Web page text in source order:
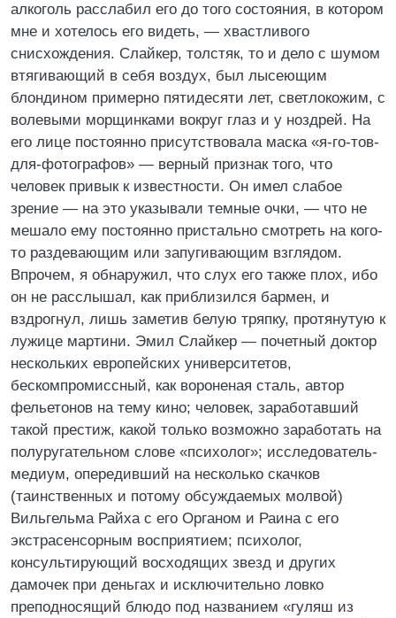
алкоголь расслабил его до того состояния, в котором
мне и хотелось его видеть, — хвастливого
снисхождения. Слайкер, толстяк, то и дело с шумом
втягивающий в себя воздух, был лысеющим
блондином примерно пятидесяти лет, светлокожим, с
волевыми морщинками вокруг глаз и у ноздрей. На
его лице постоянно присутствовала маска «я-го-тов-
для-фотографов» — верный признак того, что
человек привык к известности. Он имел слабое
зрение — на это указывали темные очки, — что не
мешало ему постоянно пристально смотреть на кого-
то раздевающим или запугивающим взглядом.
Впрочем, я обнаружил, что слух его также плох, ибо
он не расслышал, как приблизился бармен, и
вздрогнул, лишь заметив белую тряпку, протянутую к
лужице мартини. Эмил Слайкер — почетный доктор
нескольких европейских университетов,
бескомпромиссный, как вороненая сталь, автор
фельетонов на тему кино; человек, заработавший
такой престиж, какой только возможно заработать на
полуругательном слове «психолог»; исследователь-
медиум, опередивший на несколько скачков
(таинственных и потому обсуждаемых молвой)
Вильгельма Райха с его Органом и Раина с его
экстрасенсорным восприятием; психолог,
консультирующий восходящих звезд и других
дамочек при деньгах и исключительно ловко
преподносящий блюдо под названием «гуляш из